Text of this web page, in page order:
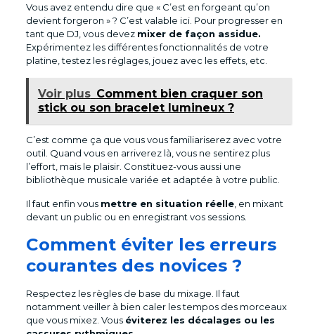
Vous avez entendu dire que « C’est en forgeant qu’on
devient forgeron » ? C’est valable ici. Pour progresser en
tant que DJ, vous devez mixer de façon assidue.
Expérimentez les différentes fonctionnalités de votre
platine, testez les réglages, jouez avec les effets, etc.
Voir plus Comment bien craquer son
stick ou son bracelet lumineux ?
C’est comme ça que vous vous familiariserez avec votre
outil. Quand vous en arriverez là, vous ne sentirez plus
l’effort, mais le plaisir. Constituez-vous aussi une
bibliothèque musicale variée et adaptée à votre public.
Il faut enfin vous mettre en situation réelle, en mixant
devant un public ou en enregistrant vos sessions.
Comment éviter les erreurs
courantes des novices ?
Respectez les règles de base du mixage. Il faut
notamment veiller à bien caler les tempos des morceaux
que vous mixez. Vous éviterez les décalages ou les